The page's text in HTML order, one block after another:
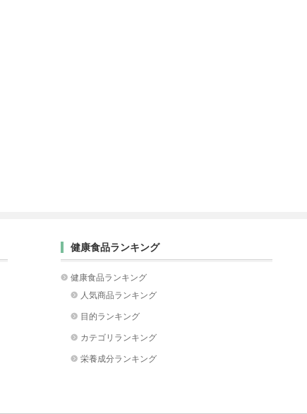
健康食品ランキング
健康食品ランキング
人気商品ランキング
目的ランキング
カテゴリランキング
栄養成分ランキング